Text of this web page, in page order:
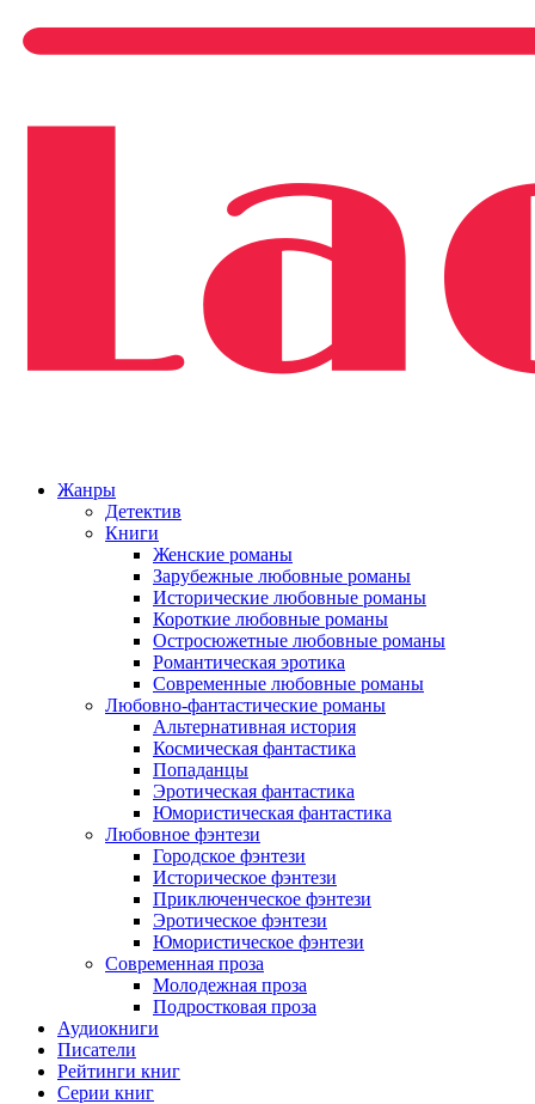
Жанры
Детектив
Книги
Женские романы
Зарубежные любовные романы
Исторические любовные романы
Короткие любовные романы
Остросюжетные любовные романы
Романтическая эротика
Современные любовные романы
Любовно-фантастические романы
Альтернативная история
Космическая фантастика
Попаданцы
Эротическая фантастика
Юмористическая фантастика
Любовное фэнтези
Городское фэнтези
Историческое фэнтези
Приключенческое фэнтези
Эротическое фэнтези
Юмористическое фэнтези
Современная проза
Молодежная проза
Подростковая проза
Аудиокниги
Писатели
Рейтинги книг
Серии книг